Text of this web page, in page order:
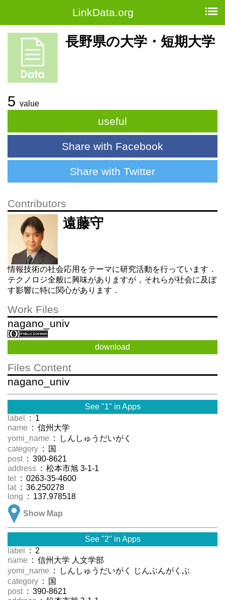
LinkData.org
長野県の大学・短期大学
5 value
useful
Share with Facebook
Share with Twitter
Contributors
遠藤守
情報技術の社会応用をテーマに研究活動を行っています．
テクノロジ全般に興味がありますが，それらが社会に及ぼ
す影響に特に関心があります．
Work Files
nagano_univ
download
Files Content
nagano_univ
See "1" in Apps
label
: 1
name : 信州大学
yomi_name : しんしゅうだいがく
category : 国
post : 390-8621
address : 松本市旭 3-1-1
tel
: 0263-35-4600
lat : 36.250278
long : 137.978518
Show Map
See "2" in Apps
label
: 2
name : 信州大学 人文学部
yomi_name : しんしゅうだいがく じんぶんがくぶ
category : 国
post : 390-8621